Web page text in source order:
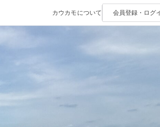
カウカモについて 会員登録・ ログ